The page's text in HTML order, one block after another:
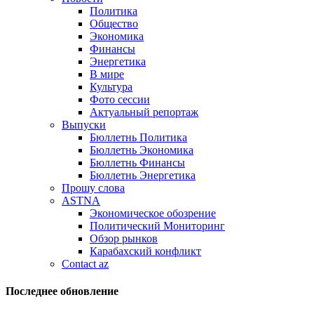
Политика
Общество
Экономика
Финансы
Энергетика
В мире
Культура
Фото сессии
Актуальный репортаж
Выпуски
Бюллетнь Политика
Бюллетнь Экономика
Бюллетнь Финансы
Бюллетнь Энергетика
Прошу слова
ASTNA
Экономическое обозрение
Политический Мониторинг
Обзор рынков
Карабахский конфликт
Contact az
Последнее обновление